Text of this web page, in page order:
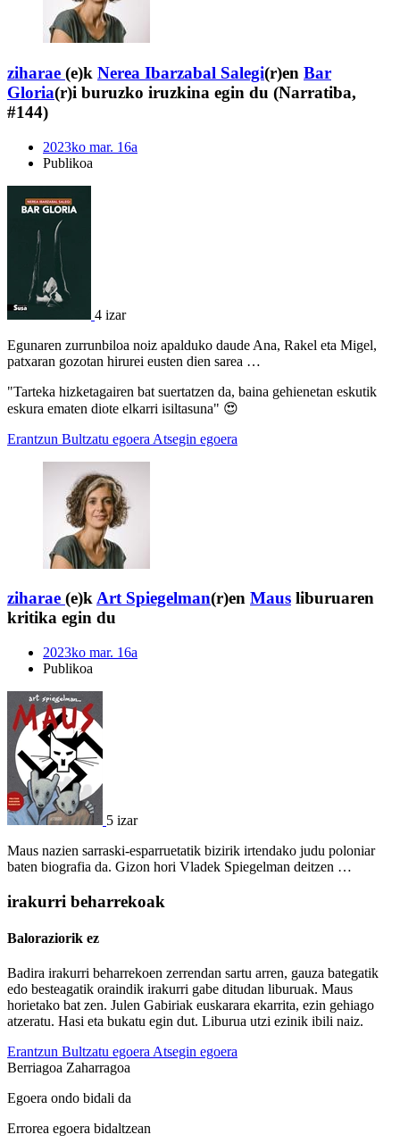
ziharae (e)k Nerea Ibarzabal Salegi(r)en Bar
Gloria(r)i buruzko iruzkina egin du (Narratiba,
#144)
2023ko mar. 16a
Publikoa
4 izar
Egunaren zurrunbiloa noiz apalduko daude Ana, Rakel eta Migel,
patxaran gozotan hirurei eusten dien sarea …
"Tarteka hizketagairen bat suertatzen da, baina gehienetan eskutik
eskura ematen diote elkarri isiltasuna" 😍
Erantzun Bultzatu egoera Atsegin egoera
ziharae (e)kArt Spiegelman(r)en Maus liburuaren
kritika egin du
2023ko mar. 16a
Publikoa
5 izar
Maus nazien sarraski-esparruetatik bizirik irtendako judu poloniar
baten biografia da. Gizon hori Vladek Spiegelman deitzen …
irakurri beharrekoak
Baloraziorik ez
Badira irakurri beharrekoen zerrendan sartu arren, gauza bategatik
edo besteagatik oraindik irakurri gabe ditudan liburuak. Maus
horietako bat zen. Julen Gabiriak euskarara ekarrita, ezin gehiago
atzeratu. Hasi eta bukatu egin dut. Liburua utzi ezinik ibili naiz.
Erantzun Bultzatu egoera Atsegin egoera
Berriagoa Zaharragoa
Egoera ondo bidali da
Errorea egoera bidaltzean